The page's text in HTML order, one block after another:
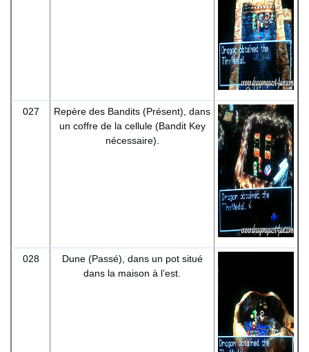
027
Repère des Bandits (Présent), dans
un coffre de la cellule (Bandit Key
nécessaire).
028
Dune (Passé), dans un pot situé
dans la maison à l’est.